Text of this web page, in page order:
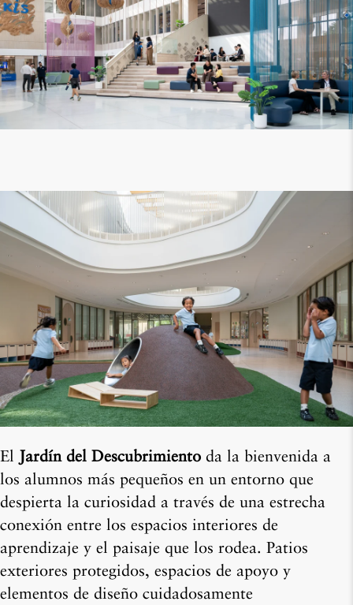
El Jardín del Descubrimiento da la bienvenida a
los alumnos más pequeños en un entorno que
despierta la curiosidad a través de una estrecha
conexión entre los espacios interiores de
aprendizaje y el paisaje que los rodea. Patios
exteriores protegidos, espacios de apoyo y
elementos de diseño cuidadosamente